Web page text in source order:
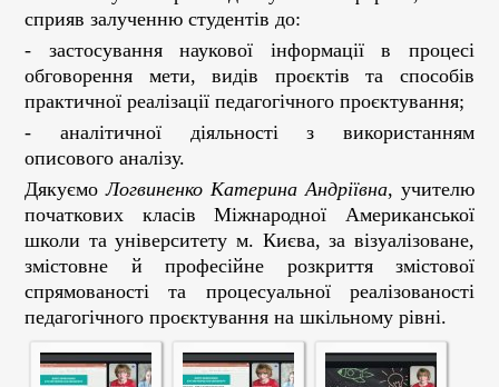
сприяв залученню студентів до:
- застосування наукової інформації в процесі
обговорення мети, видів проєктів та способів
практичної реалізації педагогічного проєктування;
- аналітичної діяльності з використанням
описового аналізу.
ДякуємоЛогвиненко Катерина Андріївна, учителю
початкових класів Міжнародної Американської
школи та університету м. Києва, за візуалізоване,
змістовне й професійне розкриття змістової
спрямованості та процесуальної реалізованості
педагогічного проєктування на шкільному рівні.